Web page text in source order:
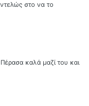
στο να το
καλά μαζί του και